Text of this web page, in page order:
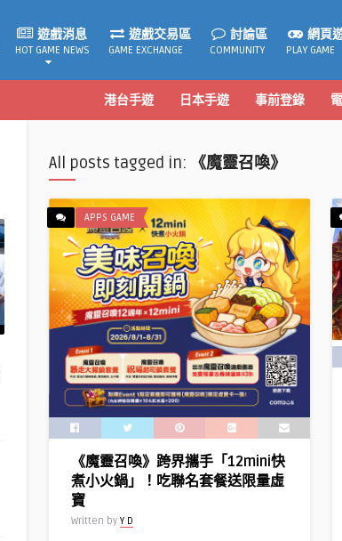
遊戲消息
HOT GAME NEWS
遊戲交易區
GAME EXCHANGE
討論區
COMMUNITY
網頁
PLAY GAME
港台手遊 日本手遊 事前登錄
All posts tagged in: 《魔靈召喚》
APPS GAME
《魔靈召喚》跨界攜手「12mini快
煮小火鍋」！吃聯名套餐送限量虛
寶
Written by Y D